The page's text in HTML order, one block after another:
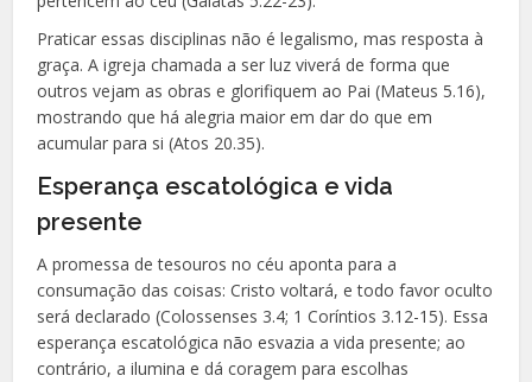
Praticar essas disciplinas não é legalismo, mas resposta à
graça. A igreja chamada a ser luz viverá de forma que
outros vejam as obras e glorifiquem ao Pai (Mateus 5.16),
mostrando que há alegria maior em dar do que em
acumular para si (Atos 20.35).
Esperança escatológica e vida
presente
A promessa de tesouros no céu aponta para a
consumação das coisas: Cristo voltará, e todo favor oculto
será declarado (Colossenses 3.4; 1 Coríntios 3.12-15). Essa
esperança escatológica não esvazia a vida presente; ao
contrário, a ilumina e dá coragem para escolhas